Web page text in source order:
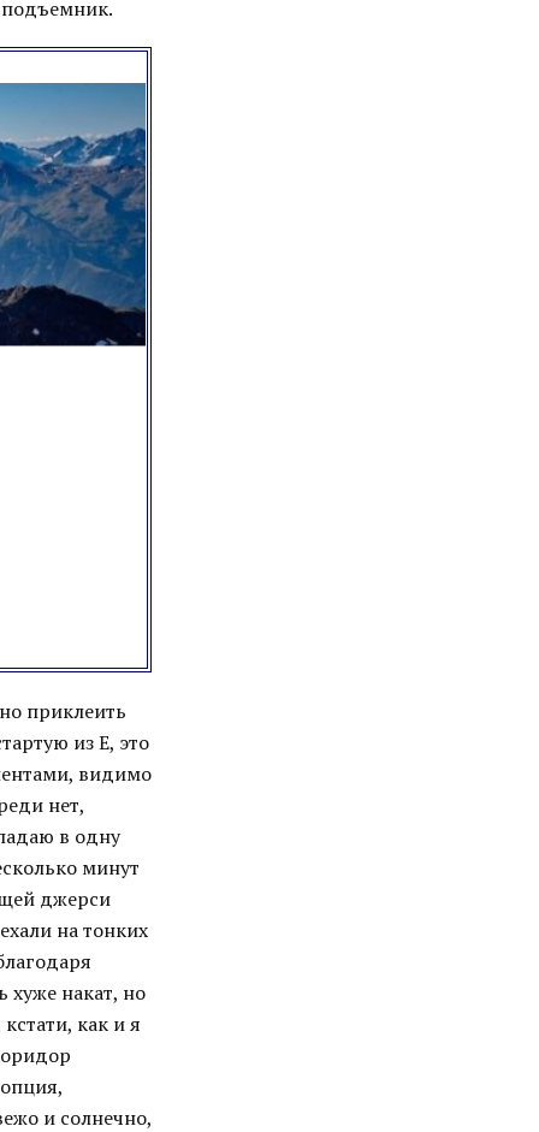
подъемник.
приклеить
из Е, это
видимо
нет,
в одну
минут
джерси
на тонких
хуже накат, но
как и я
и солнечно,